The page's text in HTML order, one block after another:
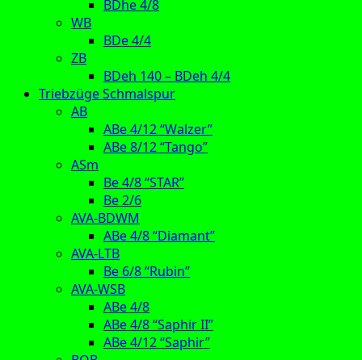
BDhe 4/8
WB
BDe 4/4
ZB
BDeh 140 – BDeh 4/4
Triebzüge Schmalspur
AB
ABe 4/12 “Walzer”
ABe 8/12 “Tango”
ASm
Be 4/8 “STAR”
Be 2/6
AVA-BDWM
ABe 4/8 “Diamant”
AVA-LTB
Be 6/8 “Rubin”
AVA-WSB
ABe 4/8
ABe 4/8 “Saphir II”
ABe 4/12 “Saphir”